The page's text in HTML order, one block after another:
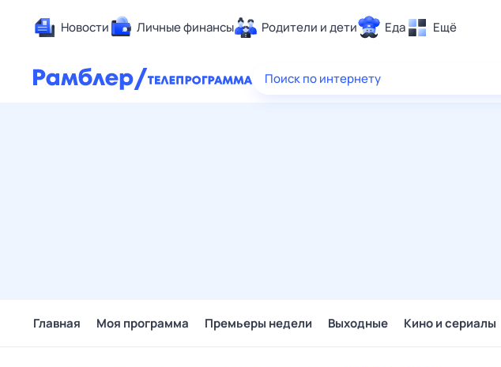
Новости Личные финансы Родители и дети Еда Ещё
Здоровье
Поиск по интернету
Главная Моя программа Премьеры недели Выходные Кино и сериалы